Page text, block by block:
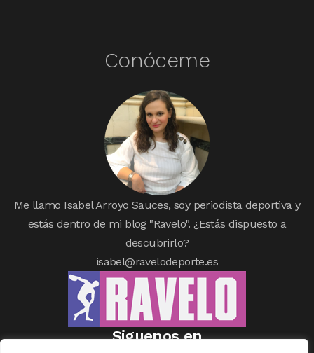
Conóceme
Me llamo Isabel Arroyo Sauces, soy periodista deportiva y
estás dentro de mi blog "Ravelo". ¿Estás dispuesto a
descubrirlo?
isabel@ravelodeporte.es
Siguenos en